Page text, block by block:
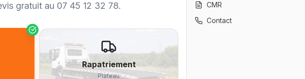
CMR
Contact
gratuit au 07 45 12 32 78.
Rapatriement
Plateau